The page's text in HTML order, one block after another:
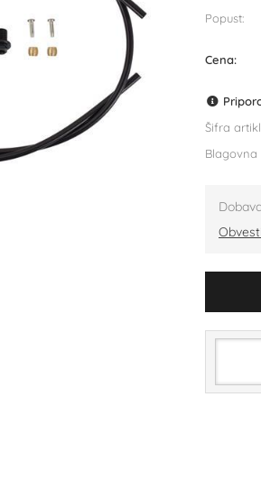
Popust:
Cena:
Šifra
Blagovna